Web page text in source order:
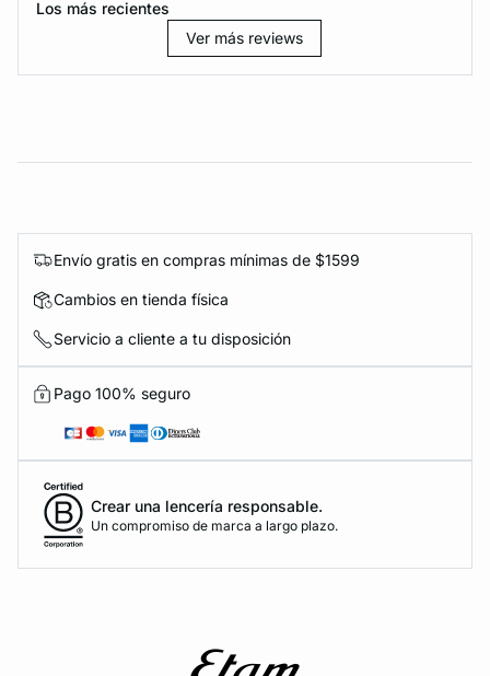
Los más recientes
Ver más reviews
Envío gratis en compras mínimas de $1599
Cambios en tienda física
Servicio a cliente a tu disposición
Pago 100% seguro
Crear una lencería responsable.
Un compromiso de marca a largo plazo.